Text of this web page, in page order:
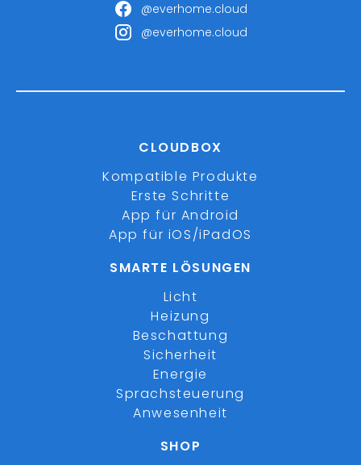
@everhome.cloud
@everhome.cloud
CLOUDBOX
Kompatible Produkte
Erste Schritte
App für Android
App für iOS/iPadOS
SMARTE LÖSUNGEN
Licht
Heizung
Beschattung
Sicherheit
Energie
Sprachsteuerung
Anwesenheit
SHOP